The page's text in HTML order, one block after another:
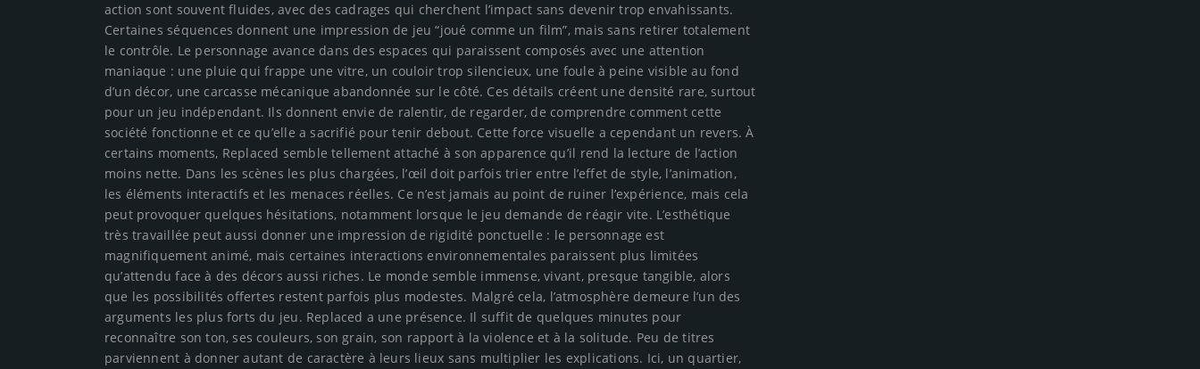
action sont souvent fluides, avec des cadrages qui cherchent l’impact sans devenir trop envahissants.
Certaines séquences donnent une impression de jeu “joué comme un film”, mais sans retirer totalement
le contrôle. Le personnage avance dans des espaces qui paraissent composés avec une attention
maniaque : une pluie qui frappe une vitre, un couloir trop silencieux, une foule à peine visible au fond
d’un décor, une carcasse mécanique abandonnée sur le côté. Ces détails créent une densité rare, surtout
pour un jeu indépendant. Ils donnent envie de ralentir, de regarder, de comprendre comment cette
société fonctionne et ce qu’elle a sacrifié pour tenir debout. Cette force visuelle a cependant un revers. À
certains moments, Replaced semble tellement attaché à son apparence qu’il rend la lecture de l’action
moins nette. Dans les scènes les plus chargées, l’œil doit parfois trier entre l’effet de style, l’animation,
les éléments interactifs et les menaces réelles. Ce n’est jamais au point de ruiner l’expérience, mais cela
peut provoquer quelques hésitations, notamment lorsque le jeu demande de réagir vite. L’esthétique
très travaillée peut aussi donner une impression de rigidité ponctuelle : le personnage est
magnifiquement animé, mais certaines interactions environnementales paraissent plus limitées
qu’attendu face à des décors aussi riches. Le monde semble immense, vivant, presque tangible, alors
que les possibilités offertes restent parfois plus modestes. Malgré cela, l’atmosphère demeure l’un des
arguments les plus forts du jeu. Replaced a une présence. Il suffit de quelques minutes pour
reconnaître son ton, ses couleurs, son grain, son rapport à la violence et à la solitude. Peu de titres
parviennent à donner autant de caractère à leurs lieux sans multiplier les explications. Ici, un quartier,